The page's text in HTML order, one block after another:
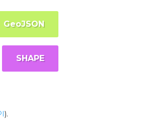
GeoJSON
SHAPE
).